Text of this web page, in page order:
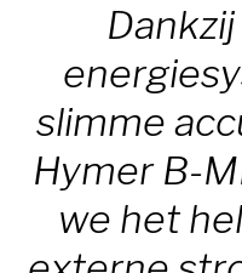
slimme
Hymer B-
we het